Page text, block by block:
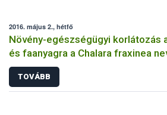
2016. május 2., hétfő
Növény-egészségügyi korlátozás
és faanyagra a Chalara fraxinea nevű kórokozó
terjedésének megakadályozására
TOVÁBB